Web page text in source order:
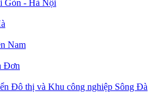
Gòn - Hà Nội
Nam
Đơn
Đô thị và Khu công nghiệp Sông Đà